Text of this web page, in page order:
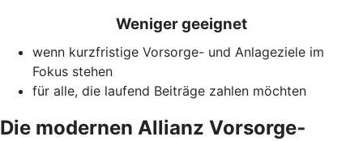
Weniger geeignet
wenn kurzfristige Vorsorge- und Anlageziele im
Fokus stehen
für alle, die laufend Beiträge zahlen möchten
Die modernen Allianz Vorsorge­